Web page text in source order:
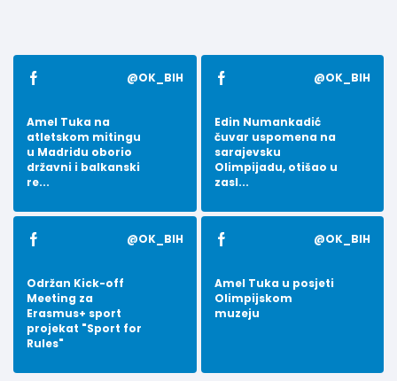
@OK_BIH
Amel Tuka na
atletskom mitingu
u Madridu oborio
državni i balkanski
re...
@OK_BIH
Edin Numankadić
čuvar uspomena na
sarajevsku
Olimpijadu, otišao u
zasl...
@OK_BIH
Održan Kick-off
Meeting za
Erasmus+ sport
projekat "Sport for
Rules"
@OK_BIH
Amel Tuka u posjeti
Olimpijskom
muzeju